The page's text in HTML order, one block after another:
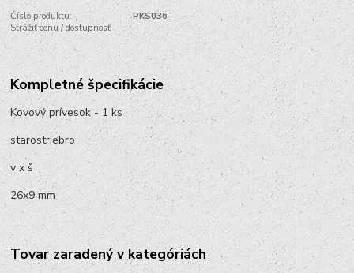
Číslo produktu:
PKS036
Strážiť cenu / dostupnosť
Kompletné špecifikácie
Kovový prívesok - 1 ks
starostriebro
v x š
26x9 mm
Tovar zaradený v kategóriách